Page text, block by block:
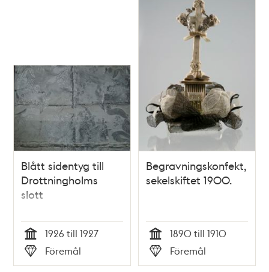
Blått sidentyg till
Drottningholms
slott
Tid
1926 till 1927
Typ
Föremål
Begravningskonfekt,
sekelskiftet 1900.
Tid
1890 till 1910
Typ
Föremål